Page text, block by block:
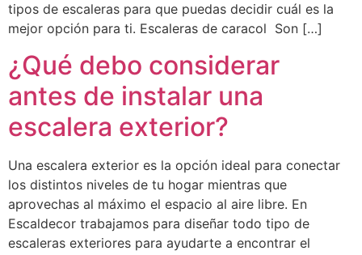
tipos de escaleras para que puedas decidir cuál es la
mejor opción para ti. Escaleras de caracol Son […]
¿Qué debo considerar
antes de instalar una
escalera exterior?
Una escalera exterior es la opción ideal para conectar
los distintos niveles de tu hogar mientras que
aprovechas al máximo el espacio al aire libre. En
Escaldecor trabajamos para diseñar todo tipo de
escaleras exteriores para ayudarte a encontrar el